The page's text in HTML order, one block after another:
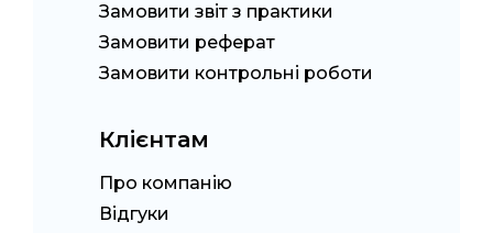
Замовити звіт з практики
Замовити реферат
Замовити контрольні роботи
Клієнтам
Про компанію
Відгуки